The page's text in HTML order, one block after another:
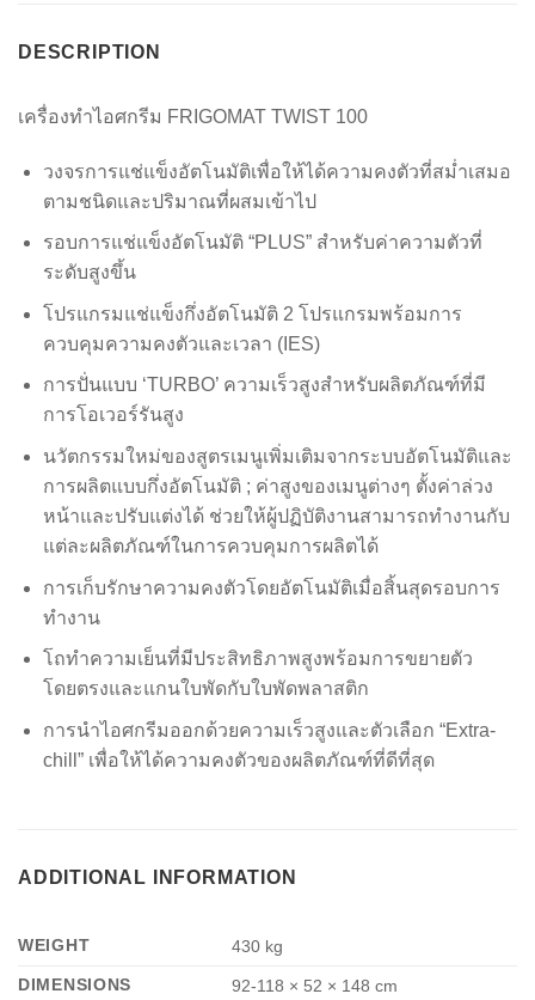
DESCRIPTION
เครื่องทำไอศกรีม FRIGOMAT TWIST 100
วงจรการแช่แข็งอัตโนมัติเพื่อให้ได้ความคงตัวที่สม่ำเสมอ
ตามชนิดและปริมาณที่ผสมเข้าไป
รอบการแช่แข็งอัตโนมัติ “PLUS” สำหรับค่าความตัวที่
ระดับสูงขึ้น
โปรแกรมแช่แข็งกึ่งอัตโนมัติ 2 โปรแกรมพร้อมการ
ควบคุมความคงตัวและเวลา (IES)
การปั่นแบบ ‘TURBO’ ความเร็วสูงสำหรับผลิตภัณฑ์ที่มี
การโอเวอร์รันสูง
นวัตกรรมใหม่ของสูตรเมนูเพิ่มเติมจากระบบอัตโนมัติและ
การผลิตแบบกึ่งอัตโนมัติ ; ค่าสูงของเมนูต่างๆ ตั้งค่าล่วง
หน้าและปรับแต่งได้ ช่วยให้ผู้ปฏิบัติงานสามารถทำงานกับ
แต่ละผลิตภัณฑ์ในการควบคุมการผลิตได้
การเก็บรักษาความคงตัวโดยอัตโนมัติเมื่อสิ้นสุดรอบการ
ทำงาน
โถทำความเย็นที่มีประสิทธิภาพสูงพร้อมการขยายตัว
โดยตรงและแกนใบพัดกับใบพัดพลาสติก
การนำไอศกรีมออกด้วยความเร็วสูงและตัวเลือก “Extra-
chill” เพื่อให้ได้ความคงตัวของผลิตภัณฑ์ที่ดีที่สุด
ADDITIONAL INFORMATION
WEIGHT
430 kg
DIMENSIONS
92-118 × 52 × 148 cm